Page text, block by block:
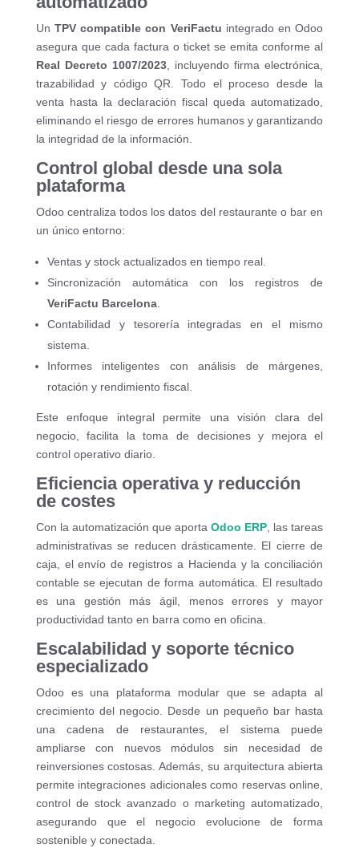
Un TPV compatible con VeriFactu integrado en Odoo
asegura que cada factura o ticket se emita conforme al
Real Decreto 1007/2023, incluyendo firma electrónica,
trazabilidad y código QR. Todo el proceso desde la
venta hasta la declaración fiscal queda automatizado,
eliminando el riesgo de errores humanos y garantizando
la integridad de la información.
Control global desde una sola
plataforma
Odoo centraliza todos los datos del restaurante o bar en
un único entorno:
Ventas y stock actualizados en tiempo real.
Sincronización automática con los registros de
VeriFactu Barcelona.
Contabilidad y tesorería integradas en el mismo
sistema.
Informes inteligentes con análisis de márgenes,
rotación y rendimiento fiscal.
Este enfoque integral permite una visión clara del
negocio, facilita la toma de decisiones y mejora el
control operativo diario.
Eficiencia operativa y reducción
de costes
Con la automatización que aportaOdoo ERP, las tareas
administrativas se reducen drásticamente. El cierre de
caja, el envío de registros a Hacienda y la conciliación
contable se ejecutan de forma automática. El resultado
es una gestión más ágil, menos errores y mayor
productividad tanto en barra como en oficina.
Escalabilidad y soporte técnico
especializado
Odoo es una plataforma modular que se adapta al
crecimiento del negocio. Desde un pequeño bar hasta
una cadena de restaurantes, el sistema puede
ampliarse con nuevos módulos sin necesidad de
reinversiones costosas. Además, su arquitectura abierta
permite integraciones adicionales como reservas online,
control de stock avanzado o marketing automatizado,
asegurando que el negocio evolucione de forma
sostenible y conectada.